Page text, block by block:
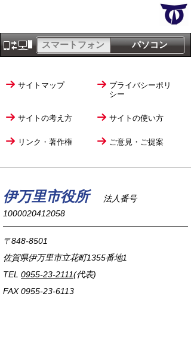
パソコン
スマートフォン
サイトマップ
プライバシーポリ
シー
サイトの考え方 サイトの使い方
リンク・著作権 ご意見・ご提案
伊万里市役所
法人番号
1000020412058
〒848-8501
佐賀県伊万里市立花町1355番地1
TEL 0955-23-2111(代表)
FAX 0955-23-6113